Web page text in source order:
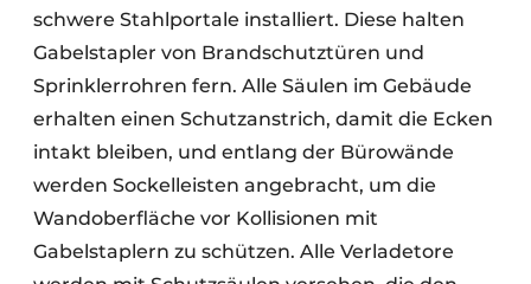
schwere Stahlportale installiert. Diese halten
Gabelstapler von Brandschutztüren und
Sprinklerrohren fern. Alle Säulen im Gebäude
erhalten einen Schutzanstrich, damit die Ecken
intakt bleiben, und entlang der Bürowände
werden Sockelleisten angebracht, um die
Wandoberfläche vor Kollisionen mit
Gabelstaplern zu schützen. Alle Verladetore